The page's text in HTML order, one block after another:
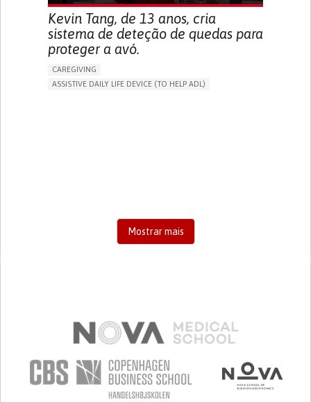
Kevin Tang, de 13 anos, cria
sistema de deteção de quedas para
proteger a avó.
CAREGIVING
ASSISTIVE DAILY LIFE DEVICE (TO HELP ADL)
Mostrar mais